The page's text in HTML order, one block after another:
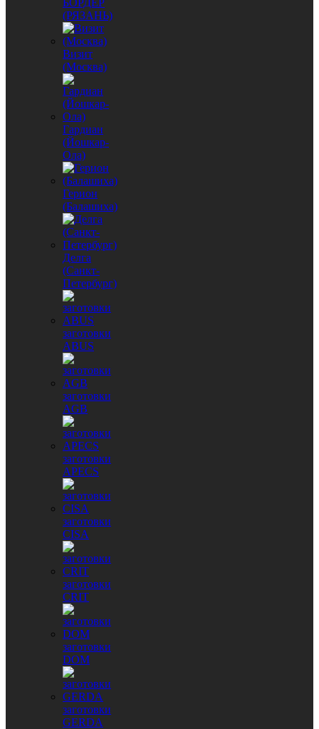
БОРДЕР
(РЯЗАНЬ)
Визит
(Москва)
Гардиан
(Йошкар-
Ола)
Герион
(Балашиха)
Делга
(Санкт-
Петербург)
заготовки
ABUS
заготовки
AGB
заготовки
APECS
заготовки
CISA
заготовки
CRIT
заготовки
DOM
заготовки
GERDA